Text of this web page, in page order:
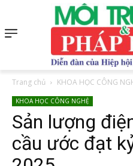
Trang chủ KHOA HỌC CÔNG
KHOA HỌC CÔNG NGHỆ
Sản lượng
cầu ước đạt